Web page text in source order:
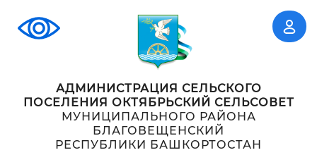
АДМИНИСТРАЦИЯ СЕЛЬСКОГО
ПОСЕЛЕНИЯ ОКТЯБРЬСКИЙ СЕЛЬСОВЕТ
МУНИЦИПАЛЬНОГО РАЙОНА
БЛАГОВЕЩЕНСКИЙ
РЕСПУБЛИКИ БАШКОРТОСТАН